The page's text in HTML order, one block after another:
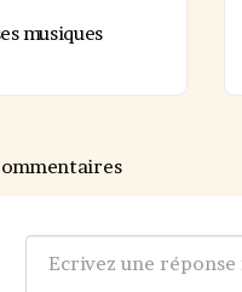
musiques